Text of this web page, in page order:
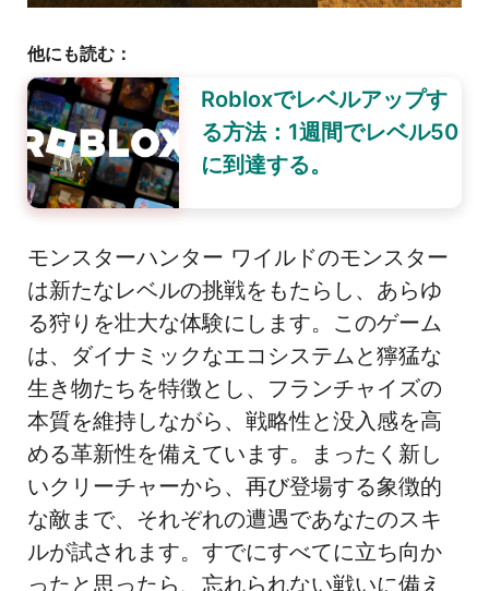
他にも読む：
Robloxでレベルアップす
る方法：1週間でレベル50
に到達する。
モンスターハンター ワイルドのモンスター
は新たなレベルの挑戦をもたらし、あらゆ
る狩りを壮大な体験にします。このゲーム
は、ダイナミックなエコシステムと獰猛な
生き物たちを特徴とし、フランチャイズの
本質を維持しながら、戦略性と没入感を高
める革新性を備えています。まったく新し
いクリーチャーから、再び登場する象徴的
な敵まで、それぞれの遭遇であなたのスキ
ルが試されます。すでにすべてに立ち向か
ったと思ったら、忘れられない戦いに備え